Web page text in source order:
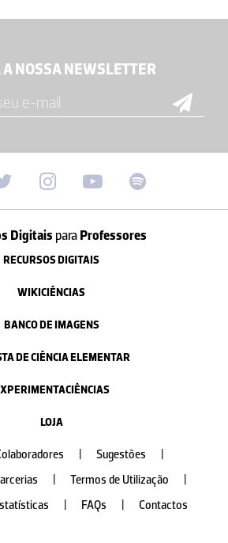
A NOSSA NEWSLETTER
Digitais paraProfessores
RECURSOS DIGITAIS
WIKICIÊNCIAS
BANCO DE IMAGENS
DE CIÊNCIA ELEMENTAR
LOJA
Sugestões
Termos de Utilização
FAQs Contactos